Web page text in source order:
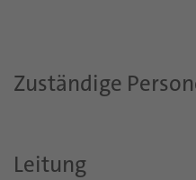
Zuständige
Leitung